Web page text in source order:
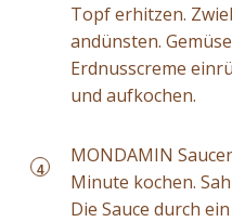
Topf erhitzen.
andünsten.
Erdnusscreme
und aufkochen.
4
MONDAMIN
Minute kochen.
Die Sauce durch